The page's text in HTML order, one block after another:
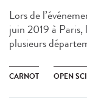
Lors de
juin 2019 à
plusieurs
CARNOT OPEN